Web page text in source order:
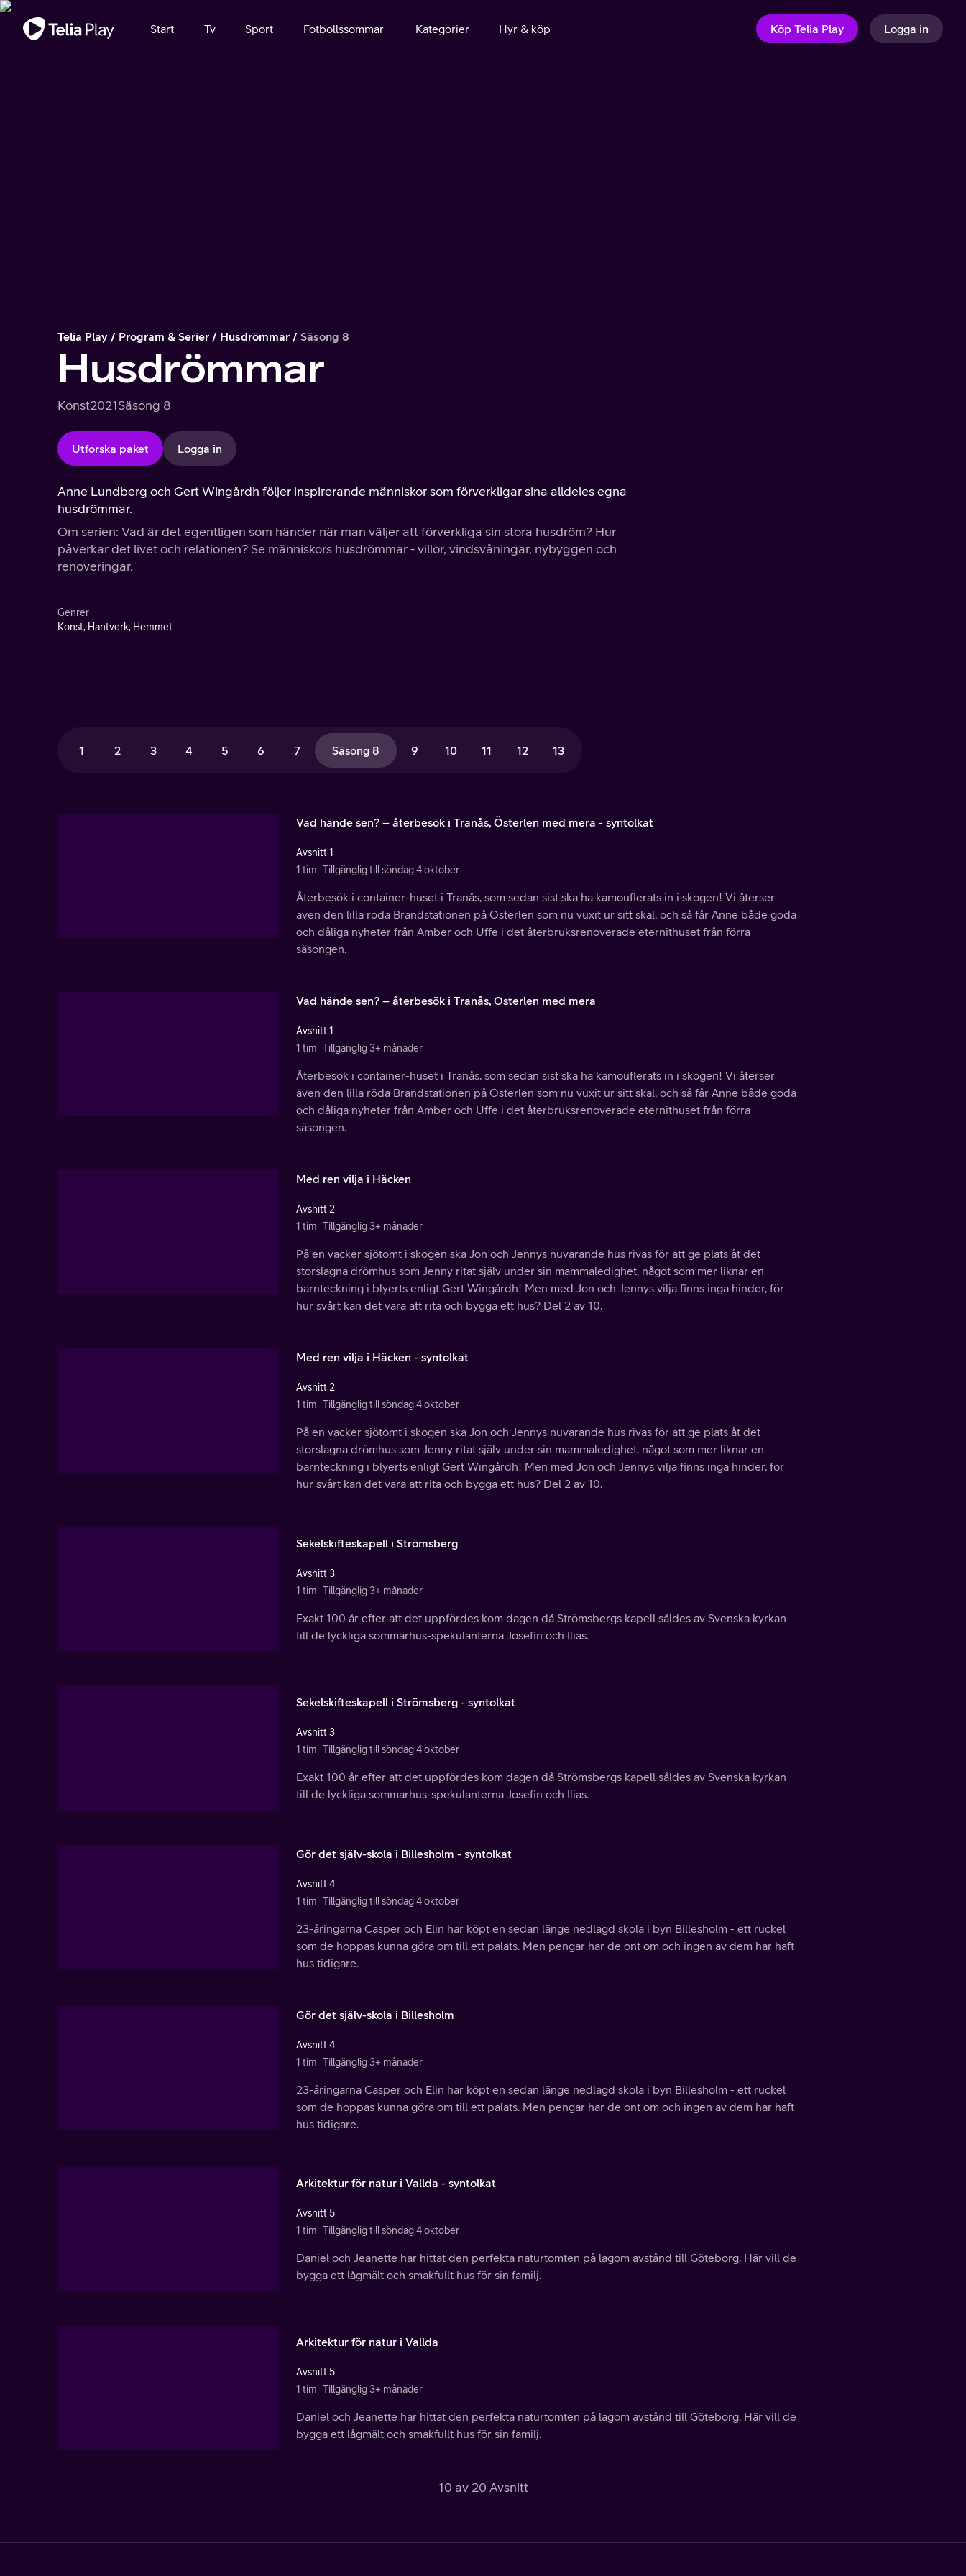
Viktigt meddelande
Start Tv Sport Fotbollssommar Kategorier Hyr & köp Köp Telia Play Logga in
Telia Play Program & Serier Husdrömmar Säsong 8
Husdrömmar
Konst2021Säsong 8
Utforska paket Logga in
Anne Lundberg och Gert Wingårdh följer inspirerande människor som förverkligar sina alldeles egna
husdrömmar.
Om serien: Vad är det egentligen som händer när man väljer att förverkliga sin stora husdröm? Hur
påverkar det livet och relationen? Se människors husdrömmar - villor, vindsvåningar, nybyggen och
renoveringar.
Genrer
Konst, Hantverk, Hemmet
1 2 3 4 5 6 7 Säsong 8 9 10 11 12 13
Vad hände sen? – återbesök i Tranås, Österlen med mera - syntolkat
Avsnitt 1
1 tim Tillgänglig till söndag 4 oktober
Återbesök i container-huset i Tranås, som sedan sist ska ha kamouflerats in i skogen! Vi återser
även den lilla röda Brandstationen på Österlen som nu vuxit ur sitt skal, och så får Anne både goda
och dåliga nyheter från Amber och Uffe i det återbruksrenoverade eternithuset från förra
säsongen.
Vad hände sen? – återbesök i Tranås, Österlen med mera
Avsnitt 1
1 tim Tillgänglig 3+ månader
Återbesök i container-huset i Tranås, som sedan sist ska ha kamouflerats in i skogen! Vi återser
även den lilla röda Brandstationen på Österlen som nu vuxit ur sitt skal, och så får Anne både goda
och dåliga nyheter från Amber och Uffe i det återbruksrenoverade eternithuset från förra
säsongen.
Med ren vilja i Häcken
Avsnitt 2
1 tim Tillgänglig 3+ månader
På en vacker sjötomt i skogen ska Jon och Jennys nuvarande hus rivas för att ge plats åt det
storslagna drömhus som Jenny ritat själv under sin mammaledighet, något som mer liknar en
barnteckning i blyerts enligt Gert Wingårdh! Men med Jon och Jennys vilja finns inga hinder, för
hur svårt kan det vara att rita och bygga ett hus? Del 2 av 10.
Med ren vilja i Häcken - syntolkat
Avsnitt 2
1 tim Tillgänglig till söndag 4 oktober
På en vacker sjötomt i skogen ska Jon och Jennys nuvarande hus rivas för att ge plats åt det
storslagna drömhus som Jenny ritat själv under sin mammaledighet, något som mer liknar en
barnteckning i blyerts enligt Gert Wingårdh! Men med Jon och Jennys vilja finns inga hinder, för
hur svårt kan det vara att rita och bygga ett hus? Del 2 av 10.
Sekelskifteskapell i Strömsberg
Avsnitt 3
1 tim Tillgänglig 3+ månader
Exakt 100 år efter att det uppfördes kom dagen då Strömsbergs kapell såldes av Svenska kyrkan
till de lyckliga sommarhus-spekulanterna Josefin och Ilias.
Sekelskifteskapell i Strömsberg - syntolkat
Avsnitt 3
1 tim Tillgänglig till söndag 4 oktober
Exakt 100 år efter att det uppfördes kom dagen då Strömsbergs kapell såldes av Svenska kyrkan
till de lyckliga sommarhus-spekulanterna Josefin och Ilias.
Gör det själv-skola i Billesholm - syntolkat
Avsnitt 4
1 tim Tillgänglig till söndag 4 oktober
23-åringarna Casper och Elin har köpt en sedan länge nedlagd skola i byn Billesholm - ett ruckel
som de hoppas kunna göra om till ett palats. Men pengar har de ont om och ingen av dem har haft
hus tidigare.
Gör det själv-skola i Billesholm
Avsnitt 4
1 tim Tillgänglig 3+ månader
23-åringarna Casper och Elin har köpt en sedan länge nedlagd skola i byn Billesholm - ett ruckel
som de hoppas kunna göra om till ett palats. Men pengar har de ont om och ingen av dem har haft
hus tidigare.
Arkitektur för natur i Vallda - syntolkat
Avsnitt 5
1 tim Tillgänglig till söndag 4 oktober
Daniel och Jeanette har hittat den perfekta naturtomten på lagom avstånd till Göteborg. Här vill de
bygga ett lågmält och smakfullt hus för sin familj.
Arkitektur för natur i Vallda
Avsnitt 5
1 tim Tillgänglig 3+ månader
Daniel och Jeanette har hittat den perfekta naturtomten på lagom avstånd till Göteborg. Här vill de
bygga ett lågmält och smakfullt hus för sin familj.
10 av 20 Avsnitt